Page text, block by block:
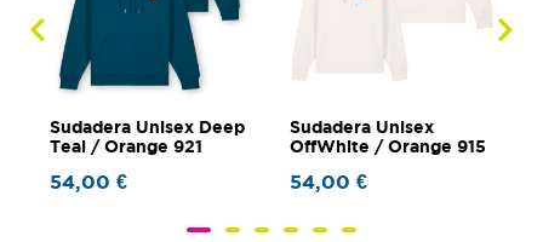
Sudadera Unisex Deep
Teal / Orange 921
54,00 €
Sudadera Unisex
OffWhite / Orange 915
54,00€